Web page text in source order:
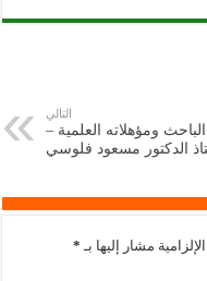
التالي
ومؤهلاته العلمية –
الدكتور مسعود فلوسي
مشار إليها بـ *